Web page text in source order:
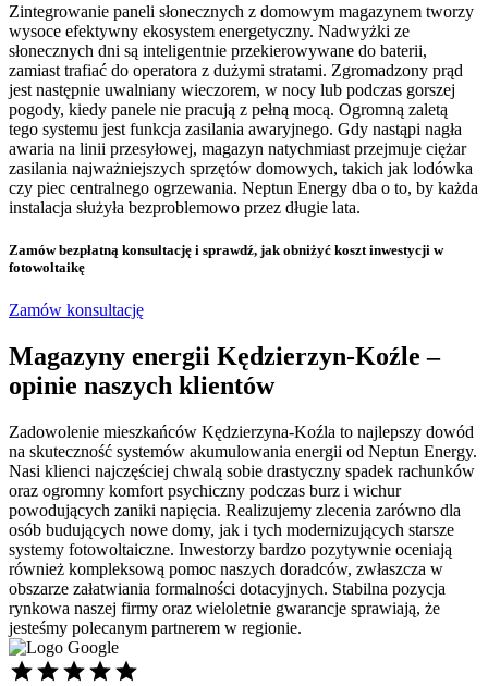
Zintegrowanie paneli słonecznych z domowym magazynem tworzy
wysoce efektywny ekosystem energetyczny. Nadwyżki ze
słonecznych dni są inteligentnie przekierowywane do baterii,
zamiast trafiać do operatora z dużymi stratami. Zgromadzony prąd
jest następnie uwalniany wieczorem, w nocy lub podczas gorszej
pogody, kiedy panele nie pracują z pełną mocą. Ogromną zaletą
tego systemu jest funkcja zasilania awaryjnego. Gdy nastąpi nagła
awaria na linii przesyłowej, magazyn natychmiast przejmuje ciężar
zasilania najważniejszych sprzętów domowych, takich jak lodówka
czy piec centralnego ogrzewania. Neptun Energy dba o to, by każda
instalacja służyła bezproblemowo przez długie lata.
Zamów bezpłatną konsultację i sprawdź, jak obniżyć koszt inwestycji w
fotowoltaikę
Zamów konsultację
Magazyny energii Kędzierzyn-Koźle –
opinie naszych klientów
Zadowolenie mieszkańców Kędzierzyna-Koźla to najlepszy dowód
na skuteczność systemów akumulowania energii od Neptun Energy.
Nasi klienci najczęściej chwalą sobie drastyczny spadek rachunków
oraz ogromny komfort psychiczny podczas burz i wichur
powodujących zaniki napięcia. Realizujemy zlecenia zarówno dla
osób budujących nowe domy, jak i tych modernizujących starsze
systemy fotowoltaiczne. Inwestorzy bardzo pozytywnie oceniają
również kompleksową pomoc naszych doradców, zwłaszcza w
obszarze załatwiania formalności dotacyjnych. Stabilna pozycja
rynkowa naszej firmy oraz wieloletnie gwarancje sprawiają, że
jesteśmy polecanym partnerem w regionie.